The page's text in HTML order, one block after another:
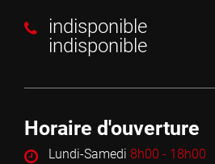
indisponible
indisponible
Horaire d'ouverture
Lundi-Samedi 8h00 - 18h00